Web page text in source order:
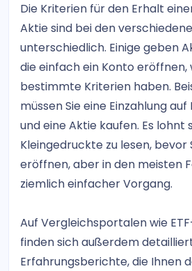
Die Kriterien für den Erhalt
Aktie sind bei den
unterschiedlich. Einige geben
die einfach ein Konto
bestimmte Kriterien haben.
müssen Sie eine Einzahlung
und eine Aktie kaufen. Es lohnt
Kleingedruckte zu lesen, bevor
eröffnen, aber in den meisten
ziemlich einfacher Vorgang.
Auf Vergleichsportalen wie
finden sich außerdem
Erfahrungsberichte, die Ihnen